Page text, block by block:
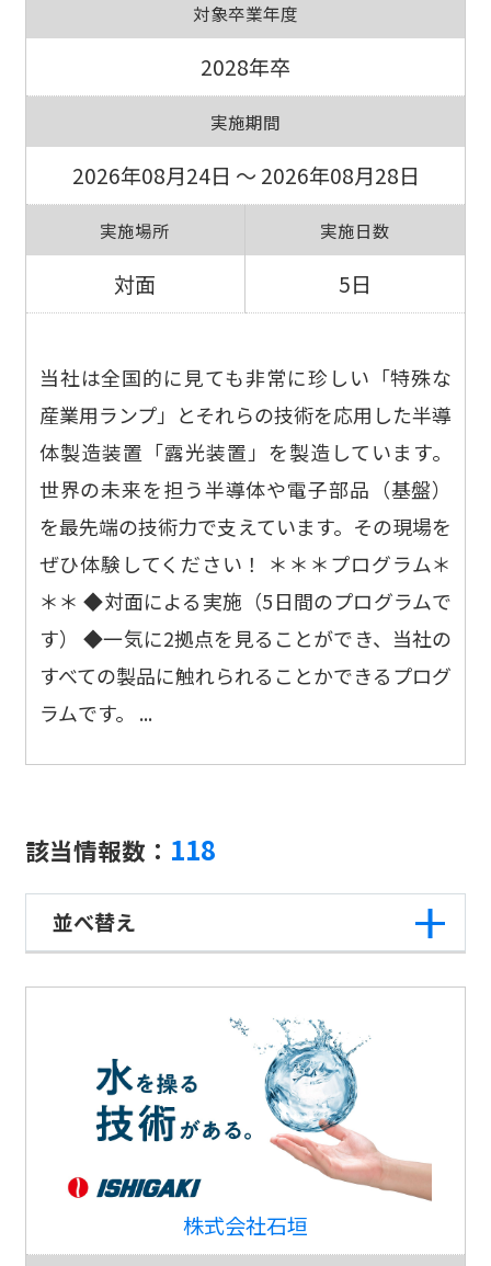
対象卒業年度
2028年卒
実施期間
2026年08月24日 ～ 2026年08月28日
実施場所
対面
実施日数
5日
当社は全国的に見ても非常に珍しい「特殊な
産業用ランプ」とそれらの技術を応用した半導
体製造装置「露光装置」を製造しています。
世界の未来を担う半導体や電子部品（基盤）
を最先端の技術力で支えています。その現場を
ぜひ体験してください！ ＊＊＊プログラム＊
＊＊ ◆対面による実施（5日間のプログラムで
す） ◆一気に2拠点を見ることができ、当社の
すべての製品に触れられることかできるプログ
ラムです。 ...
該当情報数： 118
並べ替え
株式会社石垣